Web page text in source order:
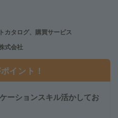
カタログ、購買サービス
式会社
イント！
ーションスキル活かしてお